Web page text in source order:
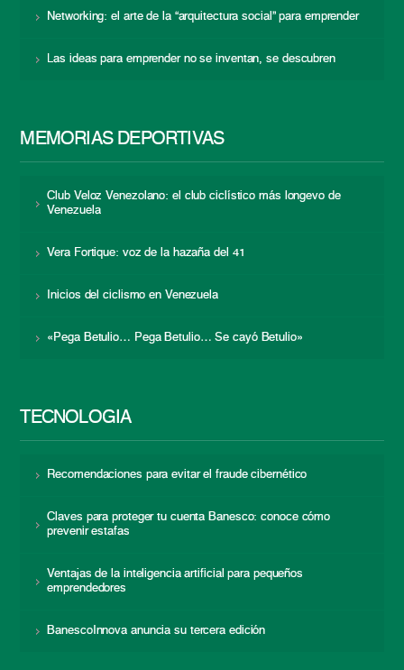
Networking: el arte de la “arquitectura social” para emprender
Las ideas para emprender no se inventan, se descubren
MEMORIAS DEPORTIVAS
Club Veloz Venezolano: el club ciclístico más longevo de
Venezuela
Vera Fortique: voz de la hazaña del 41
Inicios del ciclismo en Venezuela
«Pega Betulio… Pega Betulio… Se cayó Betulio»
TECNOLOGÍA
Recomendaciones para evitar el fraude cibernético
Claves para proteger tu cuenta Banesco: conoce cómo
prevenir estafas
Ventajas de la inteligencia artificial para pequeños
emprendedores
BanescoInnova anuncia su tercera edición